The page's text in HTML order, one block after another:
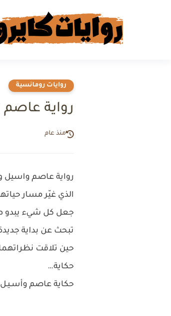
روايات رومانسية
رواية عاصم
منذ عام
رواية عاصم واسيل
الذي غيّر مسار
جعل كل شيء يبدو
تبحث عن بداية
حين تلاقت
حكاية…
حكاية عاصم